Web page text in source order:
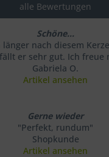
alle Bewertungen
Schöne...
länger nach diesem
er sehr gut. Ich freue
Gabriela O.
Artikel ansehen
Gerne wieder
"Perfekt, rundum"
Shopkunde
Artikel ansehen